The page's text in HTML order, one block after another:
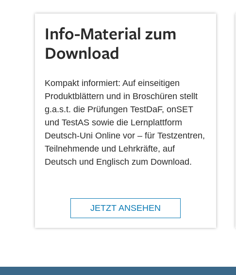
Info-Material zum
Download
Kompakt informiert: Auf einseitigen
Produktblättern und in Broschüren stellt
g.a.s.t. die Prüfungen TestDaF, onSET
und TestAS sowie die Lernplattform
Deutsch-Uni Online vor – für Testzentren,
Teilnehmende und Lehrkräfte, auf
Deutsch und Englisch zum Download.
JETZT ANSEHEN